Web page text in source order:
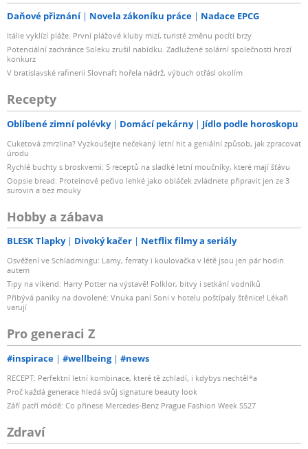
Daňové přiznání Novela zákoníku práce Nadace EPCG
Itálie vyklízí pláže. První plážové kluby mizí, turisté změnu pocítí brzy
Potenciální zachránce Soleku zrušil nabídku. Zadlužené solární společnosti hrozí
konkurz
V bratislavské rafinerii Slovnaft hořela nádrž, výbuch otřásl okolím
Recepty
Oblíbené zimní polévky Domácí pekárny Jídlo podle horoskopu
Cuketová zmrzlina? Vyzkoušejte nečekaný letní hit a geniální způsob, jak zpracovat
úrodu
Rychlé buchty s broskvemi: 5 receptů na sladké letní moučníky, které mají šťávu
Oopsie bread: Proteinové pečivo lehké jako obláček zvládnete připravit jen ze 3
surovin a bez mouky
Hobby a zábava
BLESK Tlapky Divoký kačer Netflix filmy a seriály
Osvěžení ve Schladmingu: Lamy, ferraty i koulovačka v létě jsou jen pár hodin
autem
Tipy na víkend: Harry Potter na výstavě! Folklor, bitvy i setkání vodníků
Přibývá paniky na dovolené: Vnuka paní Soni v hotelu poštípaly štěnice! Lékaři
varují
Pro generaci Z
#inspirace #wellbeing #news
RECEPT: Perfektní letní kombinace, které tě zchladí, i kdybys nechtěl*a
Proč každá generace hledá svůj signature beauty look
Září patří módě: Co přinese Mercedes-Benz Prague Fashion Week SS27
Zdraví